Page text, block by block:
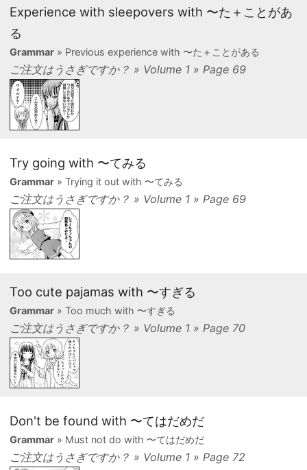
Experience with sleepovers with 〜た＋ことがあ
る
Grammar» Previous experience with 〜た＋ことがある
ご注文はうさぎですか？ » Volume 1 » Page 69
Try going with 〜てみる
Grammar» Trying it out with 〜てみる
ご注文はうさぎですか？ » Volume 1 » Page 69
Too cute pajamas with 〜すぎる
Grammar» Too much with 〜すぎる
ご注文はうさぎですか？ » Volume 1 » Page 70
Don't be found with 〜てはだめだ
Grammar» Must not do with 〜てはだめだ
ご注文はうさぎですか？ » Volume 1 » Page 72